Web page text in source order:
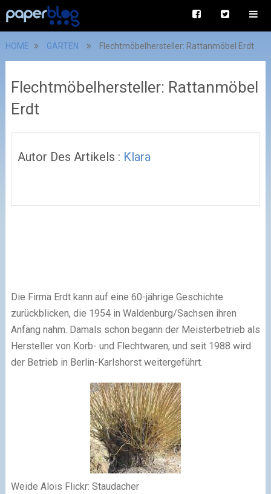
HOME GARTEN Flechtmöbelhersteller: Rattanmöbel Erdt
Flechtmöbelhersteller: Rattanmöbel
Erdt
Autor Des Artikels : Klara
Die Firma Erdt kann auf eine 60-jährige Geschichte
zurückblicken, die 1954 in Waldenburg/Sachsen ihren
Anfang nahm. Damals schon begann der Meisterbetrieb als
Hersteller von Korb- und Flechtwaren, und seit 1988 wird
der Betrieb in Berlin-Karlshorst weitergeführt.
Weide Alois Flickr: Staudacher